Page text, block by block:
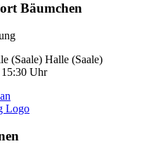
Bäumchen
(Saale) Halle (Saale)
Uhr